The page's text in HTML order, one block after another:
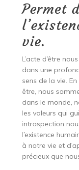
Permet
vie.
L’acte d’être
dans une
sens de la vie.
être, nous
dans le monde,
les valeurs qui
introspection
l’existence
à notre vie et
précieux que